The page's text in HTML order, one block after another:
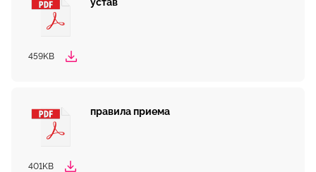
459KB
правила приема
401KB